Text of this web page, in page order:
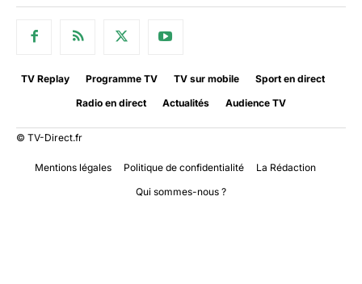
TV Replay Programme TV TV sur mobile
Sport en direct
Radio en direct
Actualités Audience TV
© TV-Direct.fr
Mentions légales Politique de confidentialité
La Rédaction
Qui sommes-nous ?